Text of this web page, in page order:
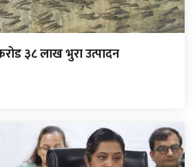
करोड ३८ लाख भुरा उत्पादन